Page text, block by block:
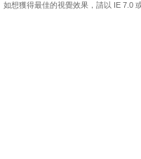
如想獲得最佳的視覺效果，請以 IE 7.0